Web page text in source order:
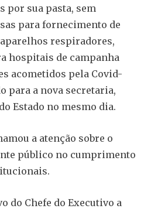
por sua pasta, sem
para fornecimento de
respiradores,
hospitais de campanha
acometidos pela Covid-
para a nova secretaria,
Estado no mesmo dia.
a atenção sobre o
público no cumprimento
do Chefe do Executivo a